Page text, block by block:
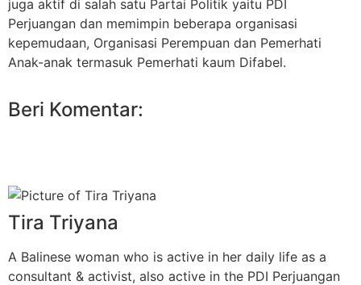
juga aktif di salah satu Partai Politik yaitu PDI
Perjuangan dan memimpin beberapa organisasi
kepemudaan, Organisasi Perempuan dan Pemerhati
Anak-anak termasuk Pemerhati kaum Difabel.
Beri Komentar:
Tira Triyana
A Balinese woman who is active in her daily life as a
consultant & activist, also active in the PDI Perjuangan